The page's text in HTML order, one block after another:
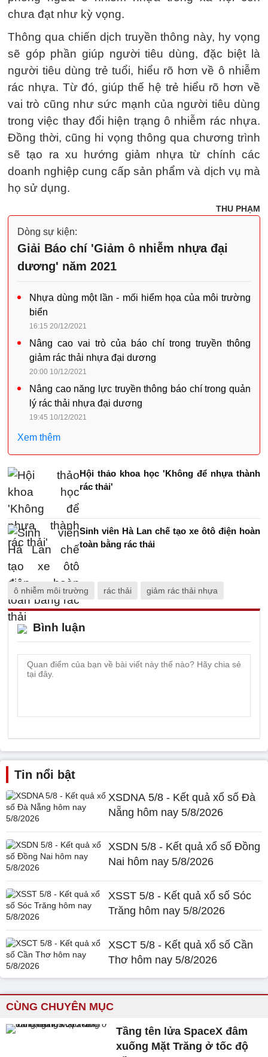
chưa đạt như kỳ vọng.
Thông qua chiến dịch truyền thông này, hy vọng
sẽ góp phần giúp người tiêu dùng, đặc biệt là
người tiêu dùng trẻ tuổi, hiểu rõ hơn về ô nhiễm
rác nhựa. Từ đó, giúp thế hệ trẻ hiểu rõ hơn về
vai trò cũng như sức mạnh của người tiêu dùng
trong việc thay đổi hiện trạng ô nhiễm rác nhựa.
Đồng thời, cũng hi vọng thông qua chương trình
sẽ tạo ra xu hướng giảm nhựa từ chính các
doanh nghiệp cung cấp sản phẩm và dịch vụ mà
họ sử dụng.
THU PHẠM
Dòng sự kiện:
Giải Báo chí 'Giảm ô nhiễm nhựa đại
dương' năm 2021
Nhựa dùng một lần - mối hiểm họa của môi trường
biển
16:15 20/12/2021
Nâng cao vai trò của báo chí trong truyền thông
giảm rác thải nhựa đại dương
20:00 10/12/2021
Nâng cao năng lực truyền thông báo chí trong quản
lý rác thải nhựa đại dương
19:45 10/12/2021
Xem thêm
Hội thảo khoa học 'Không để nhựa thành
rác thải'
Sinh viên Hà Lan chế tạo xe ôtô điện hoàn
toàn bằng rác thải
ô nhiễm môi trường rác thải giảm rác thải nhựa
Bình luận
Tin nổi bật
XSDNA 5/8 - Kết quả xổ số Đà
Nẵng hôm nay 5/8/2026
XSDN 5/8 - Kết quả xổ số Đồng
Nai hôm nay 5/8/2026
XSST 5/8 - Kết quả xổ số Sóc
Trăng hôm nay 5/8/2026
XSCT 5/8 - Kết quả xổ số Cần
Thơ hôm nay 5/8/2026
CÙNG CHUYÊN MỤC
Tầng tên lửa SpaceX đâm
xuống Mặt Trăng ở tốc độ